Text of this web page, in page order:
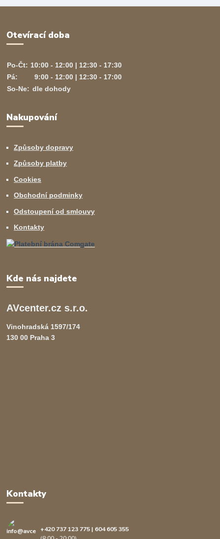
Otevírací doba
Po-Čt: 10:00 - 12:00 | 12:30 - 17:30
Pá:
9:00 - 12:00 | 12:30 - 17:00
So-Ne: dle dohody
Nakupování
Způsoby dopravy
Způsoby platby
Cookies
Obchodní podminky
Odstoupení od smlouvy
Kontakty
Kde nás najdete
AVcenter.cz s.r.o.
Vinohradská 1597/174
130 00 Praha 3
Kontakty
+420 737 123 775 | 604 605 355